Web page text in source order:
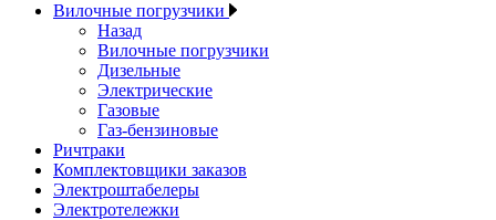
Вилочные погрузчики
Назад
Вилочные погрузчики
Дизельные
Электрические
Газовые
Газ-бензиновые
Ричтраки
Комплектовщики заказов
Электроштабелеры
Электротележки